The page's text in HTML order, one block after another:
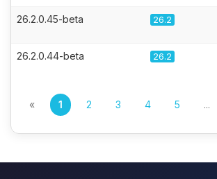
26.2.0.45-beta 26.2
26.2.0.44-beta 26.2
« 1 2 3 4 5 ...